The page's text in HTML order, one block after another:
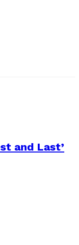
and Last’